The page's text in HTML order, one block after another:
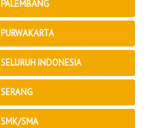
PALEMBANG
PURWAKARTA
SELURUH INDONESIA
SERANG
SMK/SMA